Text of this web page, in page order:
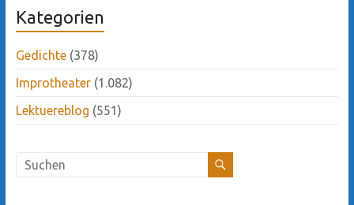
Kategorien
Gedichte(378)
Improtheater(1.082)
Lektuereblog (551)